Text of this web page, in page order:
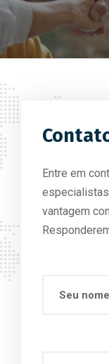
Entre em
especialistas
vantagem